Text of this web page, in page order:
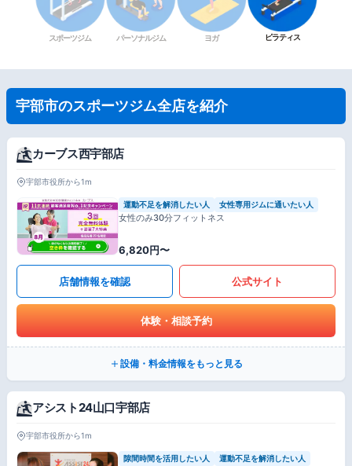
スポーツジム パーソナルジム ヨガ ピラティス
宇部市のスポーツジム全店を紹介
カーブス西宇部店
宇部市役所から1m
運動不足を解消したい人 女性専用ジムに通いたい人
女性のみ30分フィットネス
6,820円〜
店舗情報を確認 公式サイト
体験・相談予約
設備・料金情報をもっと見る
アシスト24山口宇部店
宇部市役所から1m
隙間時間を活用したい人 運動不足を解消したい人